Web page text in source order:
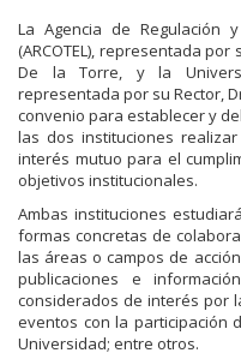
La Agencia de Regulación
(ARCOTEL), representada
De la Torre, y la
representada por su Rector,
convenio para establecer y
las dos instituciones
interés mutuo para el
objetivos institucionales.
Ambas instituciones
formas concretas de
las áreas o campos de
publicaciones e
considerados de interés por
eventos con la participación
Universidad; entre otros.